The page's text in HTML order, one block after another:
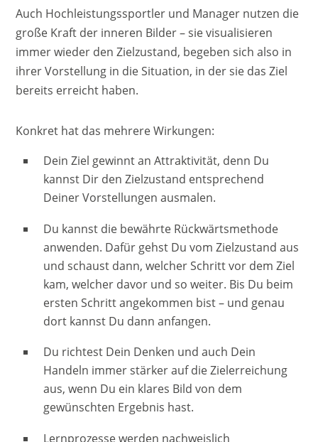
Auch Hochleistungssportler und Manager nutzen die
große Kraft der inneren Bilder – sie visualisieren
immer wieder den Zielzustand, begeben sich also in
ihrer Vorstellung in die Situation, in der sie das Ziel
bereits erreicht haben.
Konkret hat das mehrere Wirkungen:
Dein Ziel gewinnt an Attraktivität, denn Du
kannst Dir den Zielzustand entsprechend
Deiner Vorstellungen ausmalen.
Du kannst die bewährte Rückwärtsmethode
anwenden. Dafür gehst Du vom Zielzustand aus
und schaust dann, welcher Schritt vor dem Ziel
kam, welcher davor und so weiter. Bis Du beim
ersten Schritt angekommen bist – und genau
dort kannst Du dann anfangen.
Du richtest Dein Denken und auch Dein
Handeln immer stärker auf die Zielerreichung
aus, wenn Du ein klares Bild von dem
gewünschten Ergebnis hast.
Lernprozesse werden nachweislich